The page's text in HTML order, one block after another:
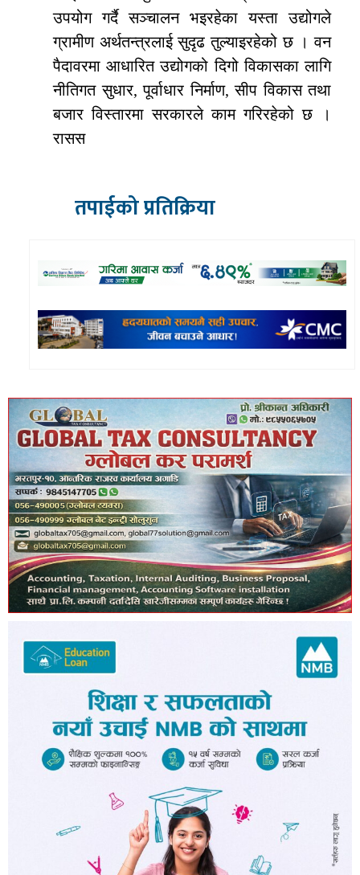
उपयोग गर्दै सञ्चालन भइरहेका यस्ता उद्योगले
ग्रामीण अर्थतन्त्रलाई सुदृढ तुल्याइरहेको छ । वन
पैदावरमा आधारित उद्योगको दिगो विकासका लागि
नीतिगत सुधार, पूर्वाधार निर्माण, सीप विकास तथा
बजार विस्तारमा सरकारले काम गरिरहेको छ ।
रासस
तपाईको प्रतिक्रिया